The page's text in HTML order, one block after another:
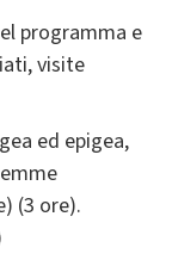
programma e
visite
ed epigea,
(3 ore).